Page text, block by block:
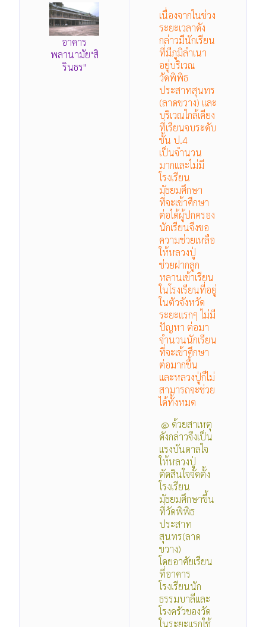
อาคาร
พลานามัย"สิ
รินธร"
เนื่องจากในช่วง
ระยะเวลาดัง
กล่าวมีนักเรียน
ที่มีภูมิลำเนา
อยู่บริเวณ
วัดพิพิธ
ประสาทสุนทร
(ลาดขวาง) และ
บริเวณใกล้เคียง
ที่เรียนจบระดับ
ชั้น ป.4
เป็นจำนวน
มากและไม่มี
โรงเรียน
มัธยมศึกษา
ที่จะเข้าศึกษา
ต่อได้ผู้ปกครอง
นักเรียนจึงขอ
ความช่วยเหลือ
ให้หลวงปู่
ช่วยฝากลูก
หลานเข้าเรียน
ในโรงเรียนที่อยู่
ในตัวจังหวัด
ระยะแรกๆ ไม่มี
ปัญหา ต่อมา
จำนวนนักเรียน
ที่จะเข้าศึกษา
ต่อมากขึ้น
และหลวงปู่ก็ไม่
สามารถจะช่วย
ได้ทั้งหมด
@ ด้วยสาเหตุ
ดังกล่าวจึงเป็น
แรงบันดาลใจ
ให้หลวงปู่
ตัดสินใจจัดตั้ง
โรงเรียน
มัธยมศึกษาขึ้น
ที่วัดพิพิธ
ประสาท
สุนทร(ลาด
ขวาง)
โดยอาศัยเรียน
ที่อาคาร
โรงเรียนนัก
ธรรมบาลีและ
โรงครัวของวัด
ในระยะแรกใช้